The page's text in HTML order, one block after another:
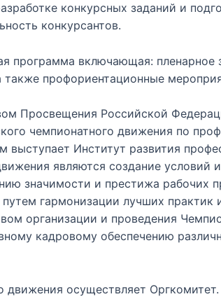
конкурсных заданий и
конкурсантов.
программа включающая: пленарное
профориентационные
Просвещения Российской
чемпионатного движения по
Институт развития
являются создание условий
значимости и престижа рабочих
гармонизации лучших практик
организации и проведения
кадровому обеспечению
движения осуществляет